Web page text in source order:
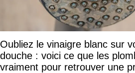
Oubliez le vinaigre blanc sur
douche : voici ce que les
vraiment pour retrouver une